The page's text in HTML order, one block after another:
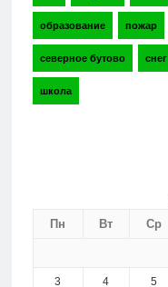
образование пожар
северное бутово снег
школа
Пн Вт Ср
3 4 5